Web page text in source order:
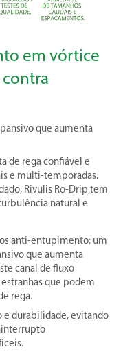
em vórtice
que aumenta
de rega confiável e
e multi-temporadas.
Rivulis Ro-Drip tem
natural e
anti-entupimento: um
que aumenta
canal de fluxo
que podem
rega.
e durabilidade, evitando